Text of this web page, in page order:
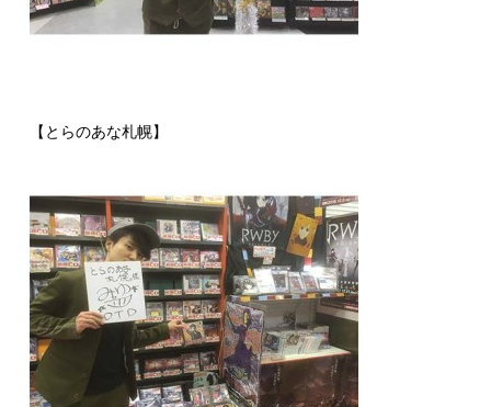
【とらのあな札幌】